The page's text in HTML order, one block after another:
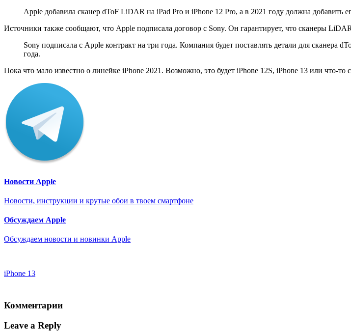
Apple добавила сканер dToF LiDAR на iPad Pro и iPhone 12 Pro, а в 2021 году должна добавить
Источники также сообщают, что Apple подписала договор с Sony. Он гарантирует, что сканеры
Sony подписала с Apple контракт на три года. Компания будет поставлять детали для сканера
года.
Пока что мало известно о линейке iPhone 2021. Возможно, это будет iPhone 12S, iPhone 13 или что-то
Новости Apple
Новости, инструкции и крутые обои в твоем смартфоне
Обсуждаем Apple
Обсуждаем новости и новинки Apple
iPhone 13
Комментарии
Leave a Reply